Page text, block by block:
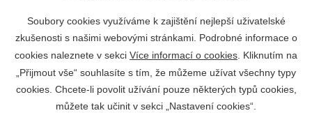
Soubory cookies využíváme k zajištění nejlepší uživatelské
zkušenosti s našimi webovými stránkami. Podrobné informace o
cookies naleznete v sekci Více informací o cookies . Kliknutím na
„Přijmout vše“ souhlasíte s tím, že můžeme užívat všechny typy
cookies. Chcete-li povolit užívání pouze některých typů cookies,
můžete tak učinit v sekci „Nastavení cookies“.